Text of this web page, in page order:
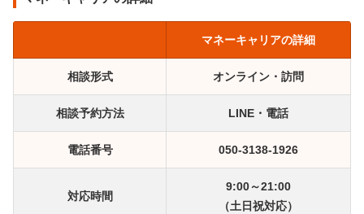
マネーキャリアの詳細
相談形式 オンライン・訪問
相談予約方法 LINE・電話
電話番号 050-3138-1926
対応時間
9:00～21:00
（土日祝対応）